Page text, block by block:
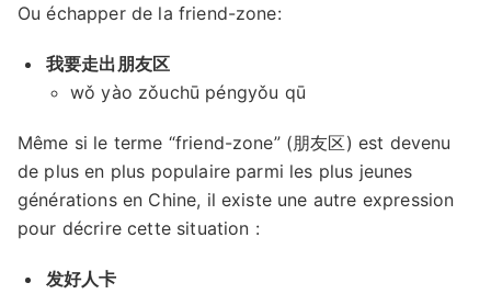
Ou échapper de la friend-zone:
我要走出朋友区
wǒ yào zǒuchū péngyǒu qū
Même si le terme “friend-zone” (朋友区) est devenu
de plus en plus populaire parmi les plus jeunes
générations en Chine, il existe une autre expression
pour décrire cette situation :
发好人卡